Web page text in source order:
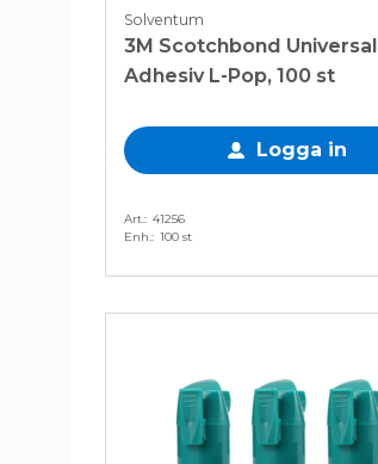
Solventum
3M Scotchbond Universal
Adhesiv L-Pop, 100 st
Logga in
Art. 41256
Enh. 100 st